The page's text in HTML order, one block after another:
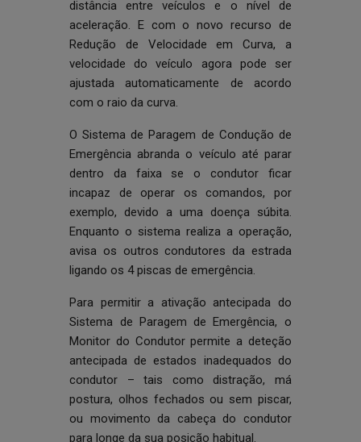
distância entre veículos e o nível de
aceleração. E com o novo recurso de
Redução de Velocidade em Curva, a
velocidade do veículo agora pode ser
ajustada automaticamente de acordo
com o raio da curva.
O Sistema de Paragem de Condução de
Emergência abranda o veículo até parar
dentro da faixa se o condutor ficar
incapaz de operar os comandos, por
exemplo, devido a uma doença súbita.
Enquanto o sistema realiza a operação,
avisa os outros condutores da estrada
ligando os 4 piscas de emergência.
Para permitir a ativação antecipada do
Sistema de Paragem de Emergência, o
Monitor do Condutor permite a deteção
antecipada de estados inadequados do
condutor – tais como distração, má
postura, olhos fechados ou sem piscar,
ou movimento da cabeça do condutor
para longe da sua posição habitual.